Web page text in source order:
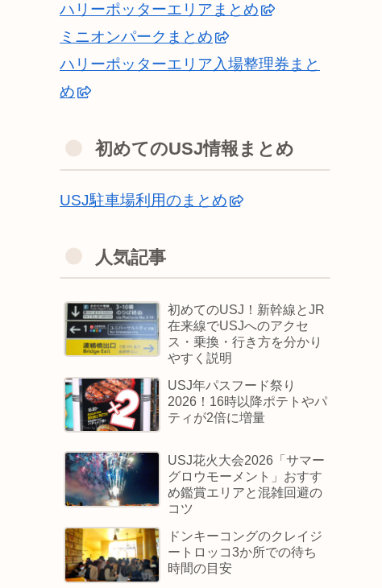
ハリーポッターエリアまとめ
ミニオンパークまとめ
ハリーポッターエリア入場整理券まと
め
初めてのUSJ情報まとめ
USJ駐車場利用のまとめ
人気記事
初めてのUSJ！新幹線とJR
在来線でUSJへのアクセ
ス・乗換・行き方を分かり
やすく説明
USJ年パスフード祭り
2026！16時以降ポテトやパ
ティが2倍に増量
USJ花火大会2026「サマー
グロウモーメント」おすす
め鑑賞エリアと混雑回避の
コツ
ドンキーコングのクレイジ
ートロッコ3か所での待ち
時間の目安